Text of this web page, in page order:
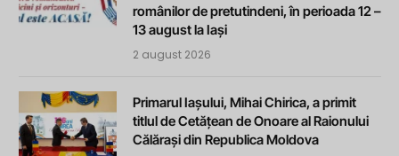
românilor de pretutindeni, în perioada 12 –
13 august la Iași
2 august 2026
Primarul Iașului, Mihai Chirica, a primit
titlul de Cetățean de Onoare al Raionului
Călărași din Republica Moldova